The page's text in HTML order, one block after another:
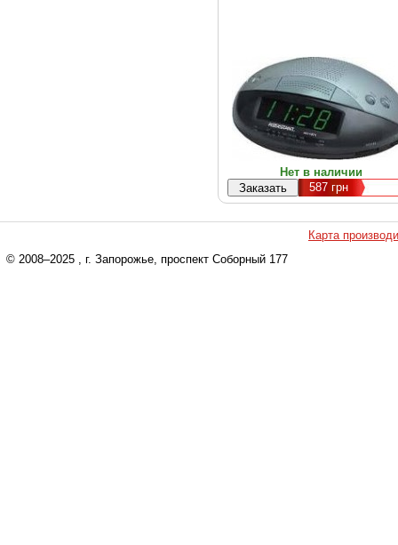
Нет в наличии
587грн
Карта
© 2008–2025 , г. Запорожье, проспект Соборный 177